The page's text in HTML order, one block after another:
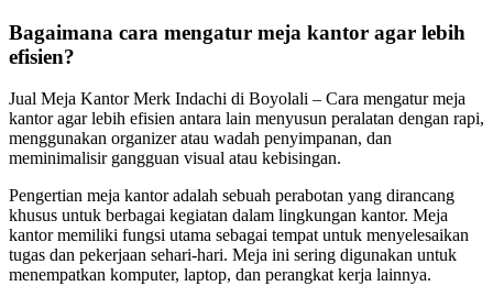
Bagaimana cara mengatur meja kantor agar lebih
efisien?
Jual Meja Kantor Merk Indachi di Boyolali – Cara mengatur meja
kantor agar lebih efisien antara lain menyusun peralatan dengan rapi,
menggunakan organizer atau wadah penyimpanan, dan
meminimalisir gangguan visual atau kebisingan.
Pengertian meja kantor adalah sebuah perabotan yang dirancang
khusus untuk berbagai kegiatan dalam lingkungan kantor. Meja
kantor memiliki fungsi utama sebagai tempat untuk menyelesaikan
tugas dan pekerjaan sehari-hari. Meja ini sering digunakan untuk
menempatkan komputer, laptop, dan perangkat kerja lainnya.